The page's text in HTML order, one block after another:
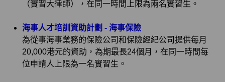
（實習大律師），在同一時間上限為兩名實習生。
海事人才培訓資助計劃 - 海事保險
為從事海事業務的保險公司和保險經紀公司提供每月
20,000港元的資助，為期最長24個月，在同一時間每
位申請人上限為一名實習生。